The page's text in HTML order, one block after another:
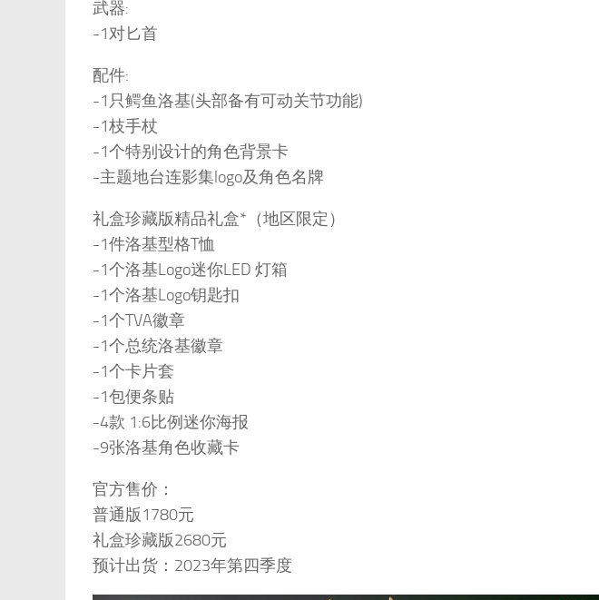
武器:
-1对匕首
配件:
-1只鳄鱼洛基(头部备有可动关节功能)
-1枝手杖
-1个特别设计的角色背景卡
-主题地台连影集logo及角色名牌
礼盒珍藏版精品礼盒*（地区限定）
-1件洛基型格T恤
-1个洛基Logo迷你LED 灯箱
-1个洛基Logo钥匙扣
-1个TVA徽章
-1个总统洛基徽章
-1个卡片套
-1包便条贴
-4款 1:6比例迷你海报
-9张洛基角色收藏卡
官方售价：
普通版1780元
礼盒珍藏版2680元
预计出货：2023年第四季度